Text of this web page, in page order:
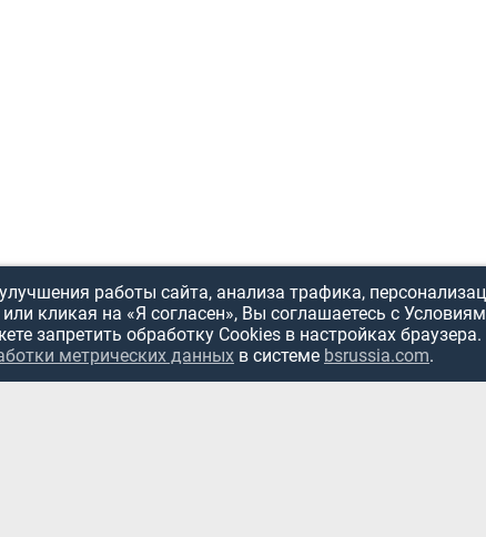
работы сайта, анализа трафика,
кликая на «Я согласен», Вы соглашаетесь с
запретить обработку Cookies в настройках
метрических данных в системе bsrussia.com.